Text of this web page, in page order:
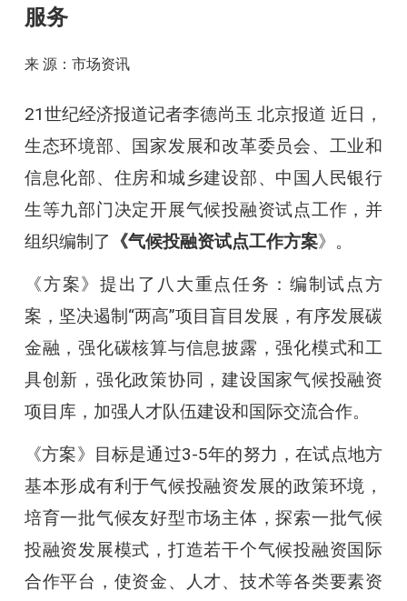
服务
来 源：市场资讯
21世纪经济报道记者李德尚玉 北京报道 近日，
生态环境部、国家发展和改革委员会、工业和
信息化部、住房和城乡建设部、中国人民银行
生等九部门决定开展气候投融资试点工作，并
组织编制了 《气候投融资试点工作方案》。
《方案》提出了八大重点任务：编制试点方
案，坚决遏制“两高”项目盲目发展，有序发展碳
金融，强化碳核算与信息披露，强化模式和工
具创新，强化政策协同，建设国家气候投融资
项目库，加强人才队伍建设和国际交流合作。
《方案》目标是通过3-5年的努力，在试点地方
基本形成有利于气候投融资发展的政策环境，
培育一批气候友好型市场主体，探索一批气候
投融资发展模式，打造若干个气候投融资国际
合作平台，使资金、人才、技术等各类要素资